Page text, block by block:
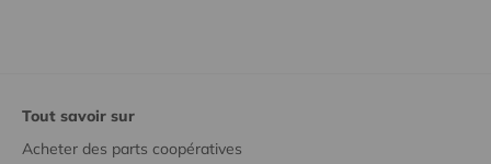
Tout savoir sur
Acheter des parts coopératives